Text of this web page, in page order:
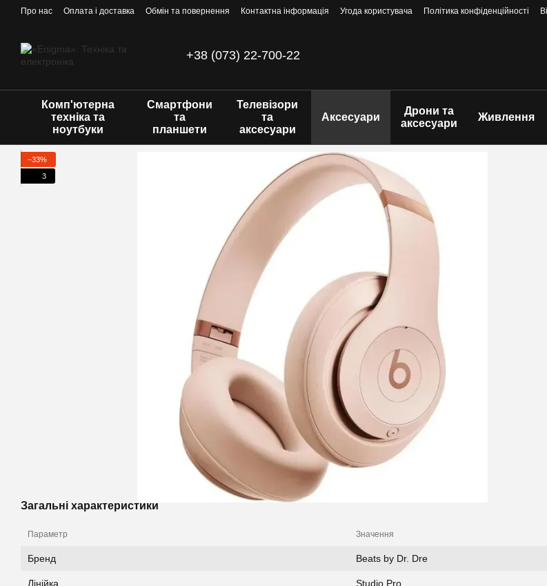
Перейти до основного контенту
Про нас Оплата і доставка Обмін та повернення Контактна інформація Угода користувача Політика конфіденційності
+38 (073) 22-700-22
Комп'ютерна
техніка та
ноутбуки
Смартфони
та
планшети
Телевізори
та
аксесуари
Аксесуари
Дрони та
аксесуари
Живлення
−33%
3
Загальні характеристики
Параметр Значення
Бренд Beats by Dr. Dre
Лінійка Studio Pro